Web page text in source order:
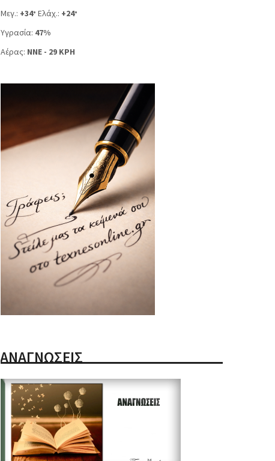
Μεγ.: +34° Ελάχ.: +24°
Υγρασία: 47%
Αέρας: NNE - 29 KPH
ΑΝΑΓΝΩΣΕΙΣ